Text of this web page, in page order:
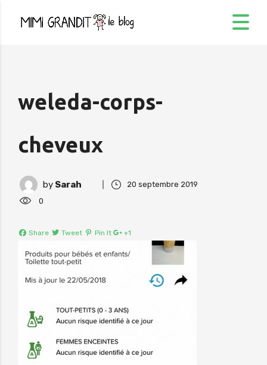
weleda-corps-
cheveux
by Sarah
20 septembre 2019
0
Share Tweet Pin It +1